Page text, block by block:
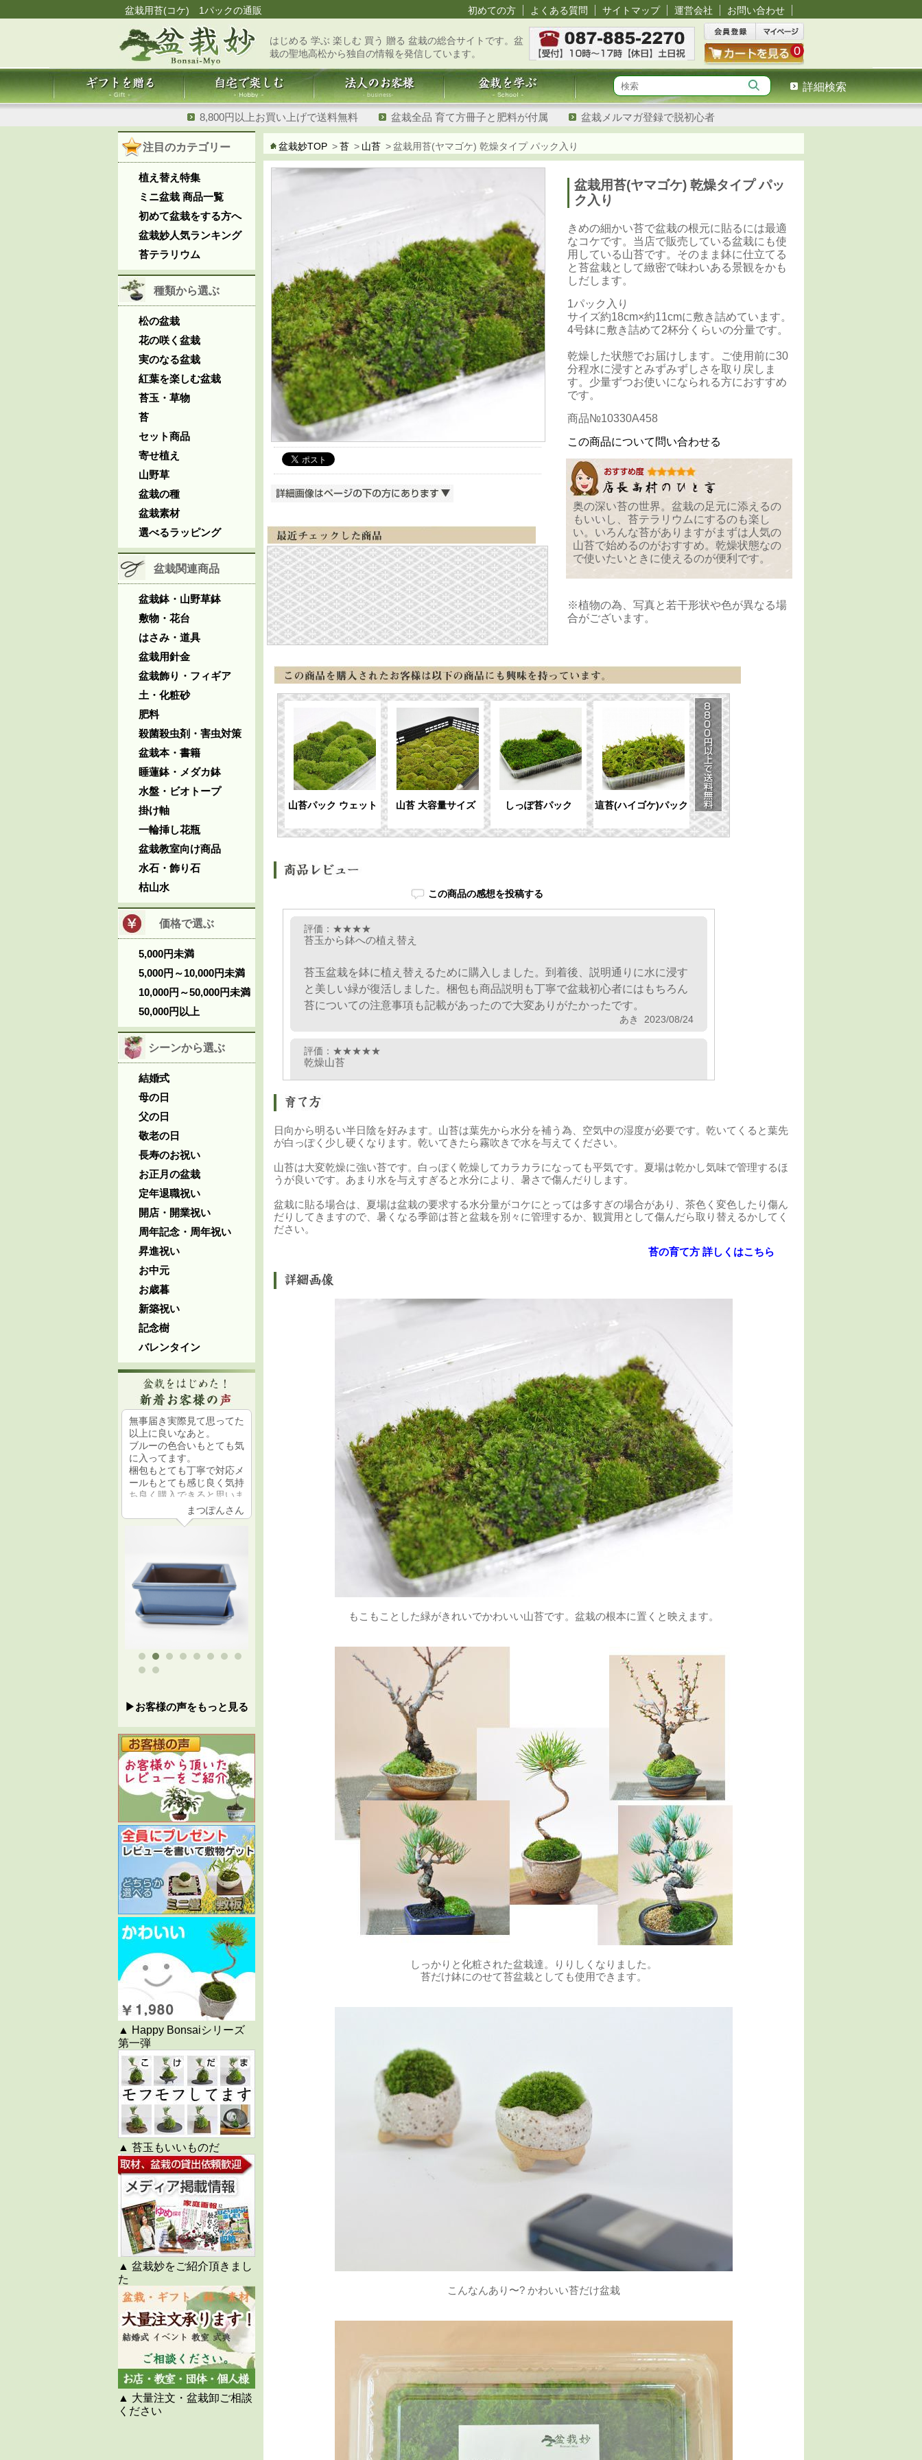
盆栽用苔(コケ) 1パックの通販 初めての方 よくある質問 サイトマップ 運営会社 お問い合わせ
はじめる 学ぶ 楽しむ 買う 贈る 盆栽の総合サイトです。盆
栽の聖地高松から独自の情報を発信しています。
0
詳細検索
8,800円以上お買い上げで送料無料 盆栽全品 育て方冊子と肥料が付属 盆栽メルマガ登録で脱初心者
盆栽妙TOP 苔 山苔 盆栽用苔(ヤマゴケ) 乾燥タイプ パック入り
盆栽用苔(ヤマゴケ) 乾燥タイプ パッ
ク入り
きめの細かい苔で盆栽の根元に貼るには最適
なコケです。当店で販売している盆栽にも使
用している山苔です。そのまま鉢に仕立てる
と苔盆栽として緻密で味わいある景観をかも
しだします。
1パック入り
サイズ約18cm×約11cmに敷き詰めています。
4号鉢に敷き詰めて2杯分くらいの分量です。
乾燥した状態でお届けします。ご使用前に30
分程水に浸すとみずみずしさを取り戻しま
す。少量ずつお使いになられる方におすすめ
です。
商品№10330A458
この商品について問い合わせる
奥の深い苔の世界。盆栽の足元に添えるの
もいいし、苔テラリウムにするのも楽し
い。いろんな苔がありますがまずは人気の
山苔で始めるのがおすすめ。乾燥状態なの
で使いたいときに使えるのが便利です。
※植物の為、写真と若干形状や色が異なる場
合がございます。
山苔パック ウェット 山苔 大容量サイズ しっぽ苔パック 這苔(ハイゴケ)パック
この商品の感想を投稿する
評価：★★★★
苔玉から鉢への植え替え
苔玉盆栽を鉢に植え替えるために購入しました。到着後、説明通りに水に浸す
と美しい緑が復活しました。梱包も商品説明も丁寧で盆栽初心者にはもちろん
苔についての注意事項も記載があったので大変ありがたかったです。
あき 2023/08/24
評価：★★★★★
乾燥山苔
乾燥苔は、使いたい時に水を与えるとの事で購入してから置いてありました
が、使用する分だけ水で戻しました。
盆栽に添えてみましたが、良い感じになりました。
また、利用させて頂きます。
苔を購入して
先日苔を二パック購入して、早速水につけた後、ミニ盆栽の鉢に敷き詰めまし
購入してから暫くそのままにしていましたが、先日、盆栽の鉢に植えました。
事前に説明書きのとおり水を与えましたら見事な緑になり、盆栽の鉢がとても
綺麗で立派になり、大変癒されるものに変わりました。
また、リピート購入したいと思っています。
きらら9309 2019/03/27
評価：★★★★★
初めての盆栽
非常に状態が良いかと思いました。
盆栽を飾るのに十分な量で、余った分は苔テラリウムにしています。
mabo 2018/06/16
他の方のレビューにあったように苔の状態が非常に良いと思いました。鉢と化
粧砂と一緒に購入して赤松を植え替えましたが雰囲気良く出来上がりとても満
評価：★★★★★
鉢のなかの自分が創り出す世界。
盆栽初心者ですが、苔を貼ったり添景をのせたりして、自分が創り出す世界を
楽しんでいます。たのしみながら盆栽の勉強をするのもありですよね。
tommy 2017/07/02
評価：★★★★★
美しい!
昨年、違うお店から買いましたが、一年持ちませんでした。
#自身の技量の低さがありますが…(汗)
同じ時期に此方からも購入しましたが、健在です。
今年も、新たに追加。輝いてます!
唐変木 2017/05/31
評価：★★★★★
苔盆栽2つ分ありました
コケ坊や苔盆栽が売り切れのため、自分で苔盆栽を作るため購入しました。
店長の高村さんのアドバイスもあり、4号、5号の鉢とミニ盆栽の土、寒水化粧
ムに期待しています。
1才桜が見栄えするように
烏泥小判型9号と同時購入しました。1才桜2本のまわりに敷き詰め、寒水砂
を全体に敷きました。苔の緑が引き立ち、初めて作ったわりに、自分で満足し
ています。桜が咲いたら写真館に投稿したいと思います。
今後も購入を続けていきたいと思います。
KITA 2014/10/29
評価：★★★★★
丁寧なサービスです
盆栽用苔のほか鉢、用具等を初めて当店で購入しました。商品も良いですが、
何よりも迅速・丁寧な対応をしていただき感謝しています。お勧めいたしま
YukoLondon 2014/06/05
日向から明るい半日陰を好みます。山苔は葉先から水分を補う為、空気中の湿度が必要です。乾いてくると葉先
が白っぽく少し硬くなります。乾いてきたら霧吹きで水を与えてください。
山苔は大変乾燥に強い苔です。白っぽく乾燥してカラカラになっても平気です。夏場は乾かし気味で管理するほ
うが良いです。あまり水を与えすぎると水分により、暑さで傷んだりします。
盆栽に貼る場合は、夏場は盆栽の要求する水分量がコケにとっては多すぎの場合があり、茶色く変色したり傷ん
だりしてきますので、暑くなる季節は苔と盆栽を別々に管理するか、観賞用として傷んだら取り替えるかしてく
ださい。
苔の育て方 詳しくはこちら
もこもことした緑がきれいでかわいい山苔です。盆栽の根本に置くと映えます。
しっかりと化粧された盆栽達。りりしくなりました。
苔だけ鉢にのせて苔盆栽としても使用できます。
こんなんあり〜? かわいい苔だけ盆栽
注目のカテゴリー
植え替え特集
ミニ盆栽 商品一覧
初めて盆栽をする方へ
盆栽妙人気ランキング
苔テラリウム
種類から選ぶ
松の盆栽
花の咲く盆栽
実のなる盆栽
紅葉を楽しむ盆栽
苔玉・草物
苔
セット商品
寄せ植え
山野草
盆栽の種
盆栽素材
選べるラッピング
盆栽関連商品
盆栽鉢・山野草鉢
敷物・花台
はさみ・道具
盆栽用針金
盆栽飾り・フィギア
土・化粧砂
肥料
殺菌殺虫剤・害虫対策
盆栽本・書籍
睡蓮鉢・メダカ鉢
水盤・ビオトープ
掛け軸
一輪挿し花瓶
盆栽教室向け商品
水石・飾り石
枯山水
価格で選ぶ
5,000円未満
5,000円～10,000円未満
10,000円～50,000円未満
50,000円以上
シーンから選ぶ
結婚式
母の日
父の日
敬老の日
長寿のお祝い
お正月の盆栽
定年退職祝い
開店・開業祝い
周年記念・周年祝い
昇進祝い
お中元
お歳暮
新築祝い
記念樹
バレンタイン
無事届き実際見て思ってた
以上に良いなあと。
ブルーの色合いもとても気
に入ってます。
梱包もとても丁寧で対応メ
ールもとても感じ良く気持
ち良く購入できると思いま
コスパも考えるとかなり良
まつぽんさん
たちからプレゼントされま
した。ガーデニングが好き
でも、盆栽はど素人。可愛
いらしい松のミニ盆栽を枯
らさないように一生懸命に
sachiさん
初めての盆栽です。丁寧に
梱包された
美しく元気な梅が届きまし
た。
育て方も詳しく載っていて
大変ありがたく
大事に育てていこうと思い
ます。
jさん
サツキのミニ盆栽をしてい
ます。
鹿沼土に限らずですが、少
量で購入できるお店を探し
ていて盆栽妙にたどり着き
ました。 ホームページの
店長さんの紹介ページを拝
見して、このような少量で
販売している理由がわかっ
たような気がしました。
商品は写真にあるようにジ
ップ付きの袋に入っている
お世話になりたいと思いま
状も、一枚一枚手書きでし
ょうか、大変気持ちのこも
ひろさん
桜も同時に購入させていた
だきましたが
どちらも大変満足いたしま
した♪
これからの季節、山もみじ
から桜にかけて
楽しみたいと思います!
▶お客様の声をもっと見る
▲ Happy Bonsaiシリーズ
第一弾
▲ 苔玉もいいものだ
▲ 盆栽妙をご紹介頂きまし
た
▲ 大量注文・盆栽卸ご相談
ください